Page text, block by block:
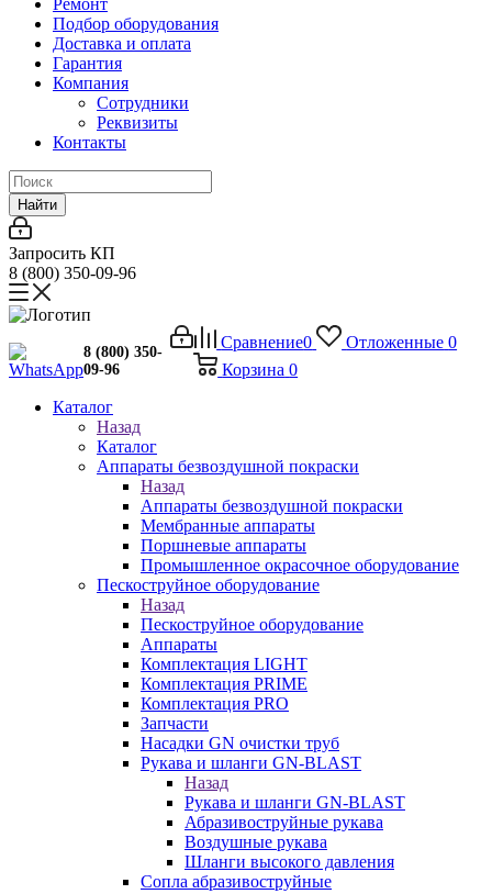
Ремонт
Подбор оборудования
Доставка и оплата
Гарантия
Компания
Сотрудники
Реквизиты
Контакты
Найти
Запросить КП
8 (800) 350-09-96
Сравнение0 Отложенные 0
Корзина 0
8 (800) 350-
09-96
Каталог
Назад
Каталог
Аппараты безвоздушной покраски
Назад
Аппараты безвоздушной покраски
Мембранные аппараты
Поршневые аппараты
Промышленное окрасочное оборудование
Пескоструйное оборудование
Назад
Пескоструйное оборудование
Аппараты
Комплектация LIGHT
Комплектация PRIME
Комплектация PRO
Запчасти
Насадки GN очистки труб
Рукава и шланги GN-BLAST
Назад
Рукава и шланги GN-BLAST
Абразивоструйные рукава
Воздушные рукава
Шланги высокого давления
Сопла абразивоструйные